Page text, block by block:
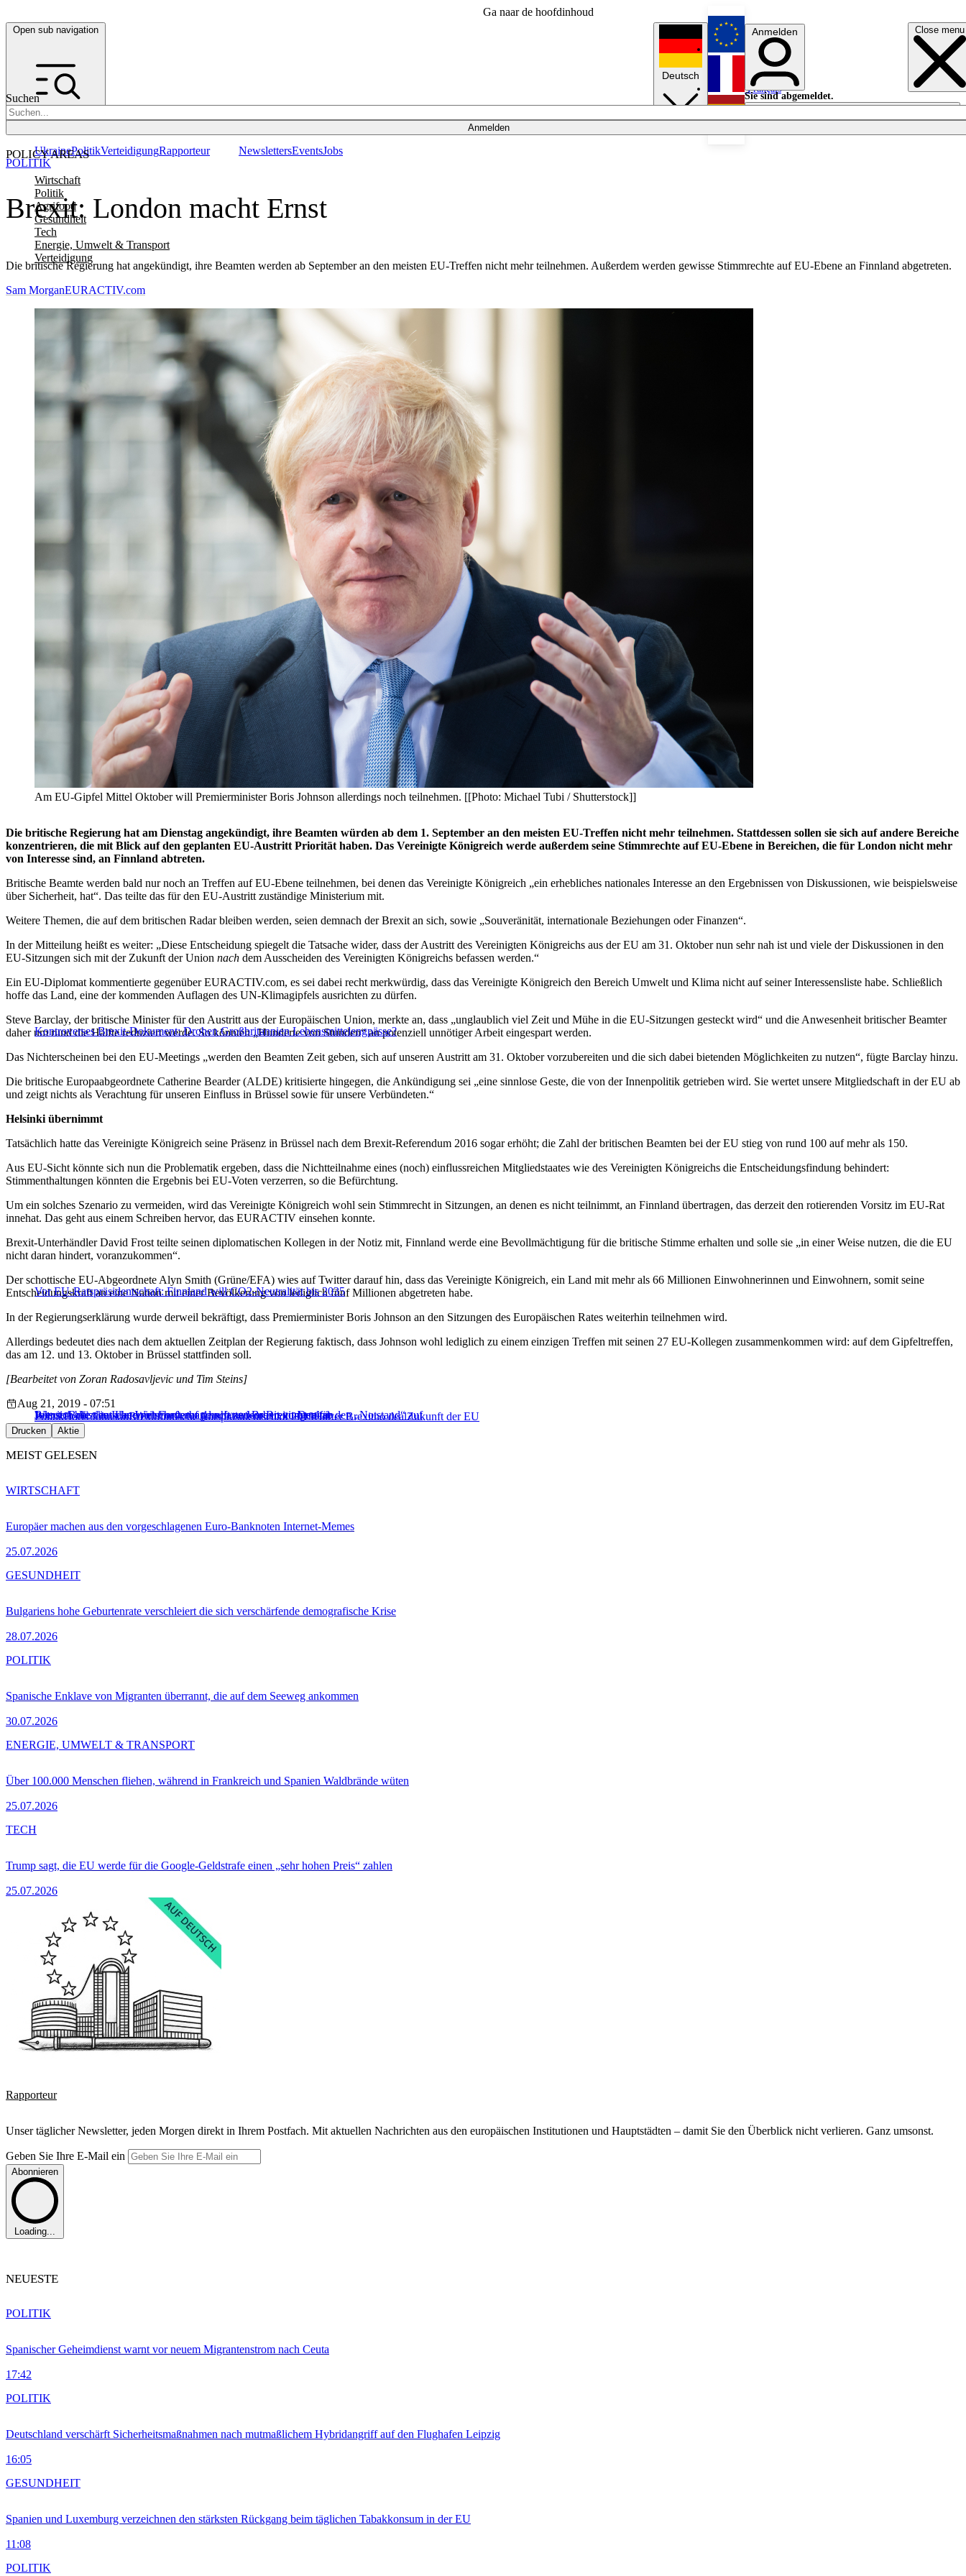
Ga naar de hoofdinhoud
Open sub navigation Close menu
Suchen
Anmelden
POLICY AREAS
Wirtschaft
Politik
Agrifood
Gesundheit
Tech
Energie, Umwelt & Transport
Verteidigung
UkrainePolitikVerteidigungRapporteur NewslettersEventsJobs
Deutsch
English
Français
Anmelden
Sie sind abgemeldet.
Anmelden
Licht aus
Brexit: London macht Ernst
Die britische Regierung hat angekündigt, ihre Beamten werden ab September an den meisten EU-Treffen nicht mehr teilnehmen. Außerdem werden gewisse Stimmrechte auf EU-Ebene an Finnland abgetreten.
POLITIK
Sam MorganEURACTIV.com
Am EU-Gipfel Mittel Oktober will Premierminister Boris Johnson allerdings noch teilnehmen. [[Photo: Michael Tubi / Shutterstock]]
Die britische Regierung hat am Dienstag angekündigt, ihre Beamten würden ab dem 1. September an den meisten EU-Treffen nicht mehr teilnehmen. Stattdessen sollen sie sich auf andere Bereiche
konzentrieren, die mit Blick auf den geplanten EU-Austritt Priorität haben. Das Vereinigte Königreich werde außerdem seine Stimmrechte auf EU-Ebene in Bereichen, die für London nicht mehr
von Interesse sind, an Finnland abtreten.
Britische Beamte werden bald nur noch an Treffen auf EU-Ebene teilnehmen, bei denen das Vereinigte Königreich „ein erhebliches nationales Interesse an den Ergebnissen von Diskussionen, wie beispielsweise
über Sicherheit, hat“. Das teilte das für den EU-Austritt zuständige Ministerium mit.
Weitere Themen, die auf dem britischen Radar bleiben werden, seien demnach der Brexit an sich, sowie „Souveränität, internationale Beziehungen oder Finanzen“.
In der Mitteilung heißt es weiter: „Diese Entscheidung spiegelt die Tatsache wider, dass der Austritt des Vereinigten Königreichs aus der EU am 31. Oktober nun sehr nah ist und viele der Diskussionen in den
EU-Sitzungen sich mit der Zukunft der Union nach dem Ausscheiden des Vereinigten Königreichs befassen werden.“
Ein EU-Diplomat kommentierte gegenüber EURACTIV.com, es sei dabei recht merkwürdig, dass das Vereinigte Königreich den Bereich Umwelt und Klima nicht auf seiner Interessensliste habe. Schließlich
hoffe das Land, eine der kommenden Auflagen des UN-Klimagipfels ausrichten zu dürfen.
Kontroverses Brexit-Dokument: Drohen Großbritannien Lebensmittelengpässe?
Steve Barclay, der britische Minister für den Austritt aus der Europäischen Union, merkte an, dass „unglaublich viel Zeit und Mühe in die EU-Sitzungen gesteckt wird“ und die Anwesenheit britischer Beamter
daher um rund die Hälfte reduziert werde. So könnten „Hunderte von Stunden“ an potenziell unnötiger Arbeit eingespart werden.
Das Nichterscheinen bei den EU-Meetings „werden den Beamten Zeit geben, sich auf unseren Austritt am 31. Oktober vorzubereiten und die sich dabei bietenden Möglichkeiten zu nutzen“, fügte Barclay hinzu.
Die britische Europaabgeordnete Catherine Bearder (ALDE) kritisierte hingegen, die Ankündigung sei „eine sinnlose Geste, die von der Innenpolitik getrieben wird. Sie wertet unsere Mitgliedschaft in der EU ab
und zeigt nichts als Verachtung für unseren Einfluss in Brüssel sowie für unsere Verbündeten.“
Helsinki übernimmt
Tatsächlich hatte das Vereinigte Königreich seine Präsenz in Brüssel nach dem Brexit-Referendum 2016 sogar erhöht; die Zahl der britischen Beamten bei der EU stieg von rund 100 auf mehr als 150.
Aus EU-Sicht könnte sich nun die Problematik ergeben, dass die Nichtteilnahme eines (noch) einflussreichen Mitgliedstaates wie des Vereinigten Königreichs die Entscheidungsfindung behindert:
Stimmenthaltungen könnten die Ergebnis bei EU-Voten verzerren, so die Befürchtung.
Um ein solches Szenario zu vermeiden, wird das Vereinigte Königreich wohl sein Stimmrecht in Sitzungen, an denen es nicht teilnimmt, an Finnland übertragen, das derzeit den rotierenden Vorsitz im EU-Rat
innehat. Das geht aus einem Schreiben hervor, das EURACTIV einsehen konnte.
Brexit-Unterhändler David Frost teilte seinen diplomatischen Kollegen in der Notiz mit, Finnland werde eine Bevollmächtigung für die britische Stimme erhalten und solle sie „in einer Weise nutzen, die die EU
nicht daran hindert, voranzukommen“.
Vor EU-Ratspräsidentschaft: Finnland will CO2-Neutralität bis 2035
Der schottische EU-Abgeordnete Alyn Smith (Grüne/EFA) wies auf Twitter darauf hin, dass das Vereinigte Königreich, ein Land mit mehr als 66 Millionen Einwohnerinnen und Einwohnern, somit seine
Entscheidungskraft an eine Nation mit einer Bevölkerung von lediglich fünf Millionen abgetreten habe.
In der Regierungserklärung wurde derweil bekräftigt, dass Premierminister Boris Johnson an den Sitzungen des Europäischen Rates weiterhin teilnehmen wird.
Allerdings bedeutet dies nach dem aktuellen Zeitplan der Regierung faktisch, dass Johnson wohl lediglich zu einem einzigen Treffen mit seinen 27 EU-Kollegen zusammenkommen wird: auf dem Gipfeltreffen,
das am 12. und 13. Oktober in Brüssel stattfinden soll.
[Bearbeitet von Zoran Radosavljevic und Tim Steins]
Brexit: Britischer Unternehmerverband ruft zu Vorbereitungen für den „Notstand“ auf
Johnson blitzt in Irland mit Forderung nach neuem Brexit-Deal ab
Wie sich die deutsche Wirtschaft auf den harten Brexit vorbereitet
Aug 21, 2019 - 07:51
PolitikBoris JohnsonBrexitfinnische Ratspräsidentschaft 2019Harter Brexitno dealZukunft der EU
Drucken Aktie
MEIST GELESEN
Europäer machen aus den vorgeschlagenen Euro-Banknoten Internet-Memes
25.07.2026
WIRTSCHAFT
Bulgariens hohe Geburtenrate verschleiert die sich verschärfende demografische Krise
28.07.2026
GESUNDHEIT
Spanische Enklave von Migranten überrannt, die auf dem Seeweg ankommen
30.07.2026
POLITIK
Über 100.000 Menschen fliehen, während in Frankreich und Spanien Waldbrände wüten
25.07.2026
ENERGIE, UMWELT & TRANSPORT
Trump sagt, die EU werde für die Google-Geldstrafe einen „sehr hohen Preis“ zahlen
25.07.2026
TECH
Rapporteur
Unser täglicher Newsletter, jeden Morgen direkt in Ihrem Postfach. Mit aktuellen Nachrichten aus den europäischen Institutionen und Hauptstädten – damit Sie den Überblick nicht verlieren. Ganz umsonst.
Geben Sie Ihre E-Mail ein
Abonnieren
Loading...
NEUESTE
Spanischer Geheimdienst warnt vor neuem Migrantenstrom nach Ceuta
17:42
POLITIK
Deutschland verschärft Sicherheitsmaßnahmen nach mutmaßlichem Hybridangriff auf den Flughafen Leipzig
16:05
POLITIK
Spanien und Luxemburg verzeichnen den stärksten Rückgang beim täglichen Tabakkonsum in der EU
11:08
GESUNDHEIT
POLITIK